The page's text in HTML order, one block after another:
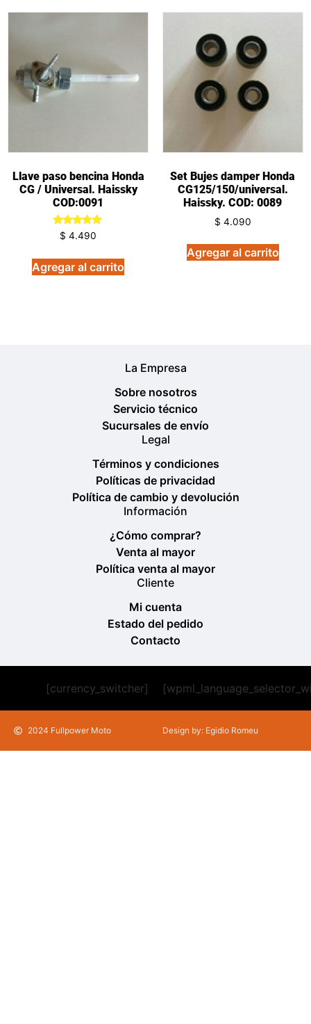
Llave paso bencina Honda
CG / Universal. Haissky
COD:0091
Valorado
en
de 5
$ 4.490
Agregar al carrito
Set Bujes damper Honda
CG125/150/universal.
Haissky. COD: 0089
$ 4.090
Agregar al carrito
La Empresa
Sobre nosotros
Servicio técnico
Sucursales de envío
Legal
Términos y condiciones
Políticas de privacidad
Política de cambio y devolución
Información
¿Cómo comprar?
Venta al mayor
Política venta al mayor
Cliente
Mi cuenta
Estado del pedido
Contacto
[currency_switcher]
2024 Fullpower Moto Design by: Egidio Romeu